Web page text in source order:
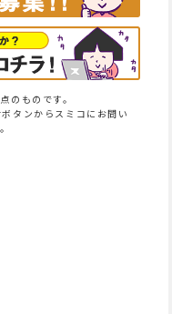
のものです。
タンからスミコにお問い